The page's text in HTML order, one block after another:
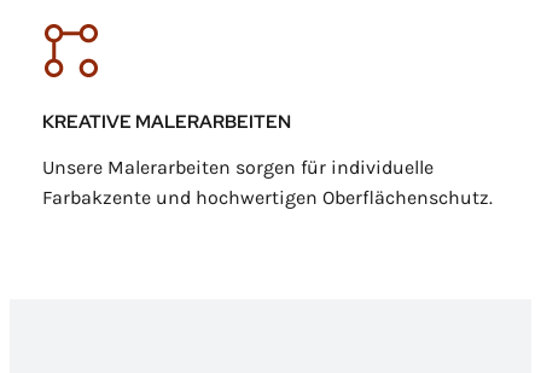
KREATIVE MALERARBEITEN
Unsere Malerarbeiten sorgen für individuelle
Farbakzente und hochwertigen Oberflächenschutz.